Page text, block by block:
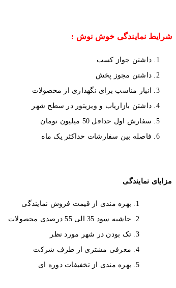
شرایط نمایندگی خوش نوش :
داشتن جواز کسب
داشتن مجوز پخش
انبار مناسب برای نگهداری از محصولات
داشتن بازاریاب و ویزیتور در سطح شهر
سفارش اول حداقل 50 میلیون تومان
فاصله بین سفارشات حداکثر یک ماه
مزایای نمایندگی
بهره مندی از قیمت فروش نمایندگی
حاشیه سود 35 الی 55 درصدی محصولات
تک بودن در شهر مورد نظر
معرفی مشتری از طرف شرکت
بهره مندی از تخفیفات دوره ای